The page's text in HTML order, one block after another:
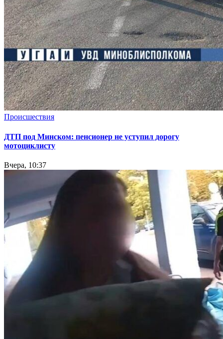
Происшествия
ДТП под Минском: пенсионер не уступил дорогу
мотоциклисту
Вчера, 10:37